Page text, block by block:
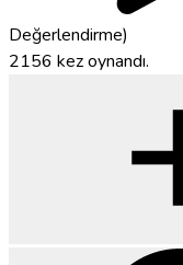
Değerlendirme)
2156 kez oynandı.